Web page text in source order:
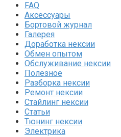
FAQ
Аксессуары
Бортовой журнал
Галерея
Доработка нексии
Обмен опытом
Обслуживание нексии
Полезное
Разборка нексии
Ремонт нексии
Стайлинг нексии
Статьи
Тюнинг нексии
Электрика